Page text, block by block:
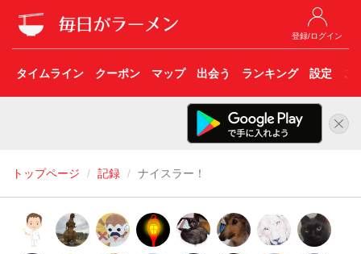
登録/ログイン
タイムライン クーポン マップ 出会う ランキング 設定 こ
トップページ 記録 ナイスラー！